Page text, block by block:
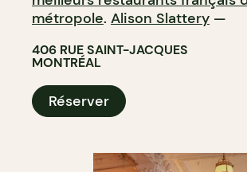
métropole. Alison Slattery —
406 RUE SAINT-JACQUES
MONTRÉAL
Réserver